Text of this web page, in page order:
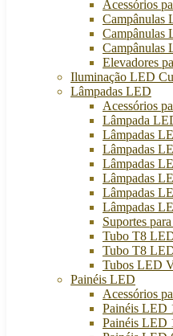
Acessórios
Campânulas
Campânulas
Campânulas
Elevadores
Iluminação LED
Lâmpadas LED
Acessórios
Lâmpada
Lâmpadas
Lâmpadas
Lâmpadas
Lâmpadas
Lâmpadas
Lâmpadas
Suportes
Tubo T8
Tubo T8
Tubos LED
Painéis LED
Acessórios
Painéis LED
Painéis LED